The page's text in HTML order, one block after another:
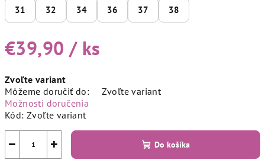
31 32 34 36 37 38
€39,90 / ks
cena:
Zvoľte variant
Môžeme doručiť do:
Zvoľte variant
Možnosti doručenia
Kód: Zvoľte variant
+
− Do košíka